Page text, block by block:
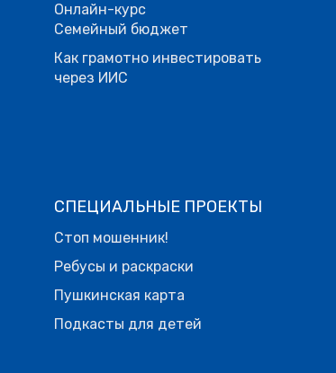
Онлайн-курс
Семейный бюджет
Как грамотно инвестировать
через ИИС
СПЕЦИАЛЬНЫЕ ПРОЕКТЫ
Стоп мошенник!
Ребусы и раскраски
Пушкинская карта
Подкасты для детей